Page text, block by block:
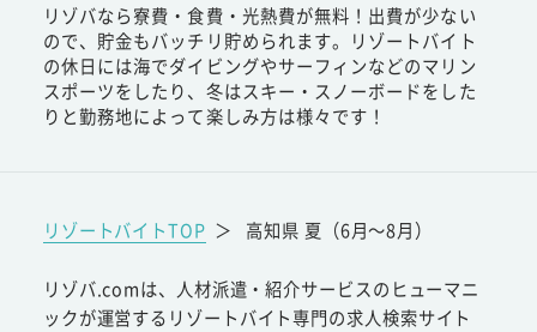
リゾバなら寮費・食費・光熱費が無料！出費が少ない
ので、貯金もバッチリ貯められます。リゾートバイト
の休日には海でダイビングやサーフィンなどのマリン
スポーツをしたり、冬はスキー・スノーボードをした
りと勤務地によって楽しみ方は様々です！
リゾートバイトTOP ＞ 高知県 夏（6月～8月）
リゾバ.comは、人材派遣・紹介サービスのヒューマニ
ックが運営するリゾートバイト専門の求人検索サイト